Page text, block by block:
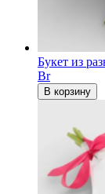
Букет из
Br
В корзину